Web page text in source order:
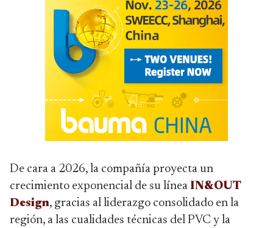
De cara a 2026, la compañía proyecta un
crecimiento exponencial de su línea IN&OUT
Design, gracias al liderazgo consolidado en la
región, a las cualidades técnicas del PVC y la